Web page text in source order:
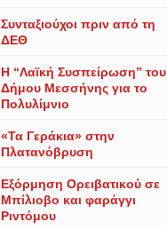
Συνταξιούχοι πριν από τη
ΔΕΘ
Η “Λαϊκή Συσπείρωση” του
Δήμου Μεσσήνης για το
Πολυλίμνιο
«Τα Γεράκια» στην
Πλατανόβρυση
Εξόρμηση Ορειβατικού σε
Μπίλιοβο και φαράγγι
Ριντόμου